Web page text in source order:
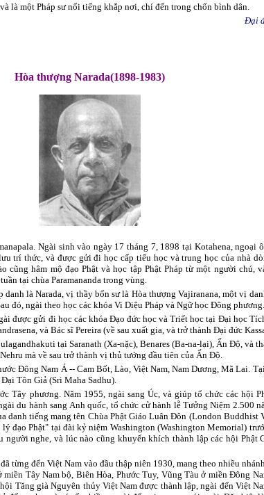
là một Pháp sư nổi tiếng khắp nơi, chí đến trong chốn bình dân.
Đại
Hòa thượng Narada(1898-1983)
Ngài sinh vào ngày 17 tháng 7, 1898 tại Kotahena,
trí thức, và được gửi đi học cấp tiểu học và trung học của nhà
cũng hâm mộ đạo Phật và học tập Phật Pháp từ một người chú,
tại chùa Paramananda trong vùng.
là Narada, vị thầy bổn sư là Hòa thượng Vajiranana, một vị
đó, ngài theo học các khóa Vi Diệu Pháp và Ngữ học Đông phương.
được gửi đi học các khóa Đạo đức học và Triết học tại Đại học
và Bác sĩ Pereira (về sau xuất gia, và trở thành Đại đức
tại Saranath (Xa-nặc), Benares (Ba-na-lại), Ấn Độ, và
mà về sau trở thành vị thủ tướng đầu tiên của Ấn Độ.
Đông Nam Á -- Cam Bốt, Lào, Việt Nam, Nam Dương, Mã Lai.
Tôn Giả (Sri Maha Sadhu).
Tây phương. Năm 1955, ngài sang Úc, và giúp tổ chức các hội
du hành sang Anh quốc, tổ chức cử hành lễ Tưởng Niệm 2.500
danh tiếng mang tên Chùa Phật Giáo Luân Đôn (London Buddhist
đạo Phật" tại đài kỷ niệm Washington (Washington Memorial)
nghe, và lúc nào cũng khuyến khích thành lập các hội Phật
từng đến Việt Nam vào đầu thập niên 1930, mang theo nhiều
Tây Nam bộ, Biên Hòa, Phước Tuy, Vũng Tàu ở miền Đông
Tăng già Nguyên thủy Việt Nam được thành lập, ngài đến Việt